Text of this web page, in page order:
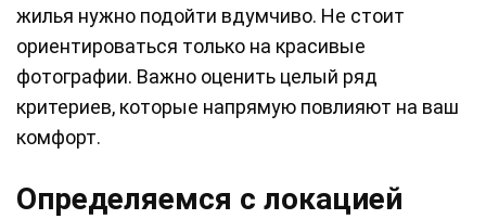
жилья нужно подойти вдумчиво. Не стоит
ориентироваться только на красивые
фотографии. Важно оценить целый ряд
критериев, которые напрямую повлияют на ваш
комфорт.
Определяемся с локацией